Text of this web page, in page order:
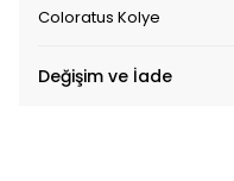
Coloratus Kolye
Değişim ve İade